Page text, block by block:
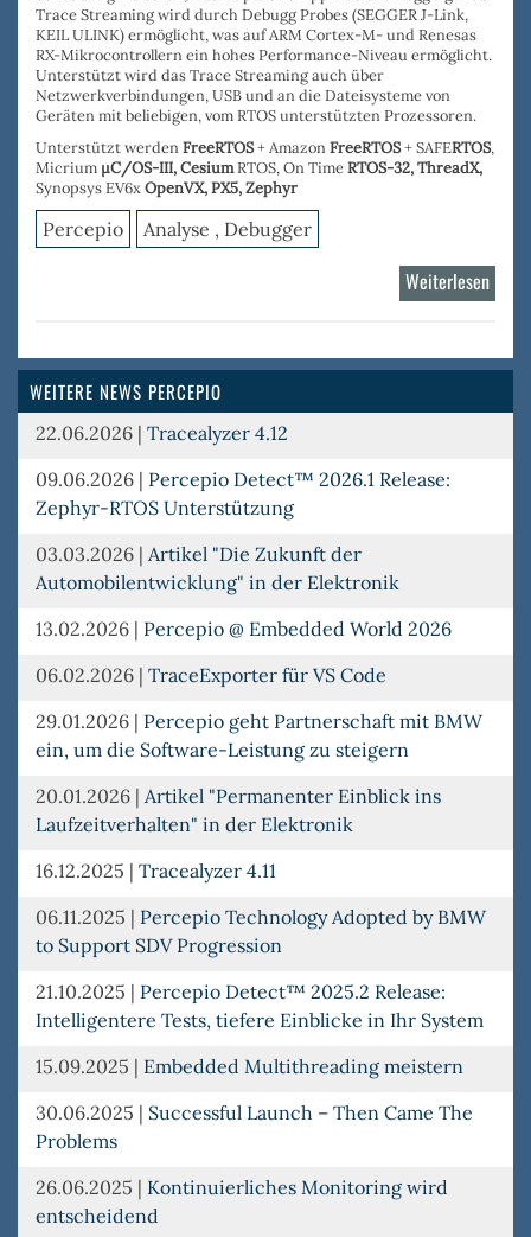
Trace Streaming wird durch Debugg Probes(SEGGER J-Link,
KEIL ULINK) ermöglicht, was auf ARM Cortex-M- und Renesas
RX-Mikrocontrollern ein hohes Performance-Niveau ermöglicht.
Unterstützt wird das Trace Streaming auch über
Netzwerkverbindungen, USBund an dieDateisystemevon
Geräten mit beliebigen, vom RTOS unterstützten Prozessoren.
Unterstützt werden FreeRTOS+ Amazon FreeRTOS+ SAFERTOS,
Micrium µC/OS-III,CesiumRTOS, On TimeRTOS-32,ThreadX,
Synopsys EV6xOpenVX,PX5, Zephyr
Percepio Analyse , Debugger
Weiterlesen
WEITERE NEWS PERCEPIO
22.06.2026 | Tracealyzer 4.12
09.06.2026 | Percepio Detect™ 2026.1 Release:
Zephyr-RTOS Unterstützung
03.03.2026 | Artikel "Die Zukunft der
Automobilentwicklung" in der Elektronik
13.02.2026 | Percepio @ Embedded World 2026
06.02.2026 | TraceExporter für VS Code
29.01.2026 | Percepio geht Partnerschaft mit BMW
ein, um die Software-Leistung zu steigern
20.01.2026 | Artikel "Permanenter Einblick ins
Laufzeitverhalten" in der Elektronik
16.12.2025 | Tracealyzer 4.11
06.11.2025 | Percepio Technology Adopted by BMW
to Support SDV Progression
21.10.2025 | Percepio Detect™ 2025.2 Release:
Intelligentere Tests, tiefere Einblicke in Ihr System
15.09.2025 | Embedded Multithreading meistern
30.06.2025 | Successful Launch – Then Came The
Problems
26.06.2025 | Kontinuierliches Monitoring wird
entscheidend